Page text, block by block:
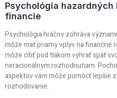
Psychológia hazardných
financie
Psychológia hráčov zohráva
môže mať priamy vplyv na finančné
môže cítiť pod tlakom vyhrať späť
neracionálnym rozhodnutiam.
aspektov vám môže pomôcť lepšie
rozhodovanie.